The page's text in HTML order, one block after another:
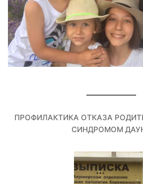
ПРОФИЛАКТИКА ОТКАЗА
СИНДРОМОМ